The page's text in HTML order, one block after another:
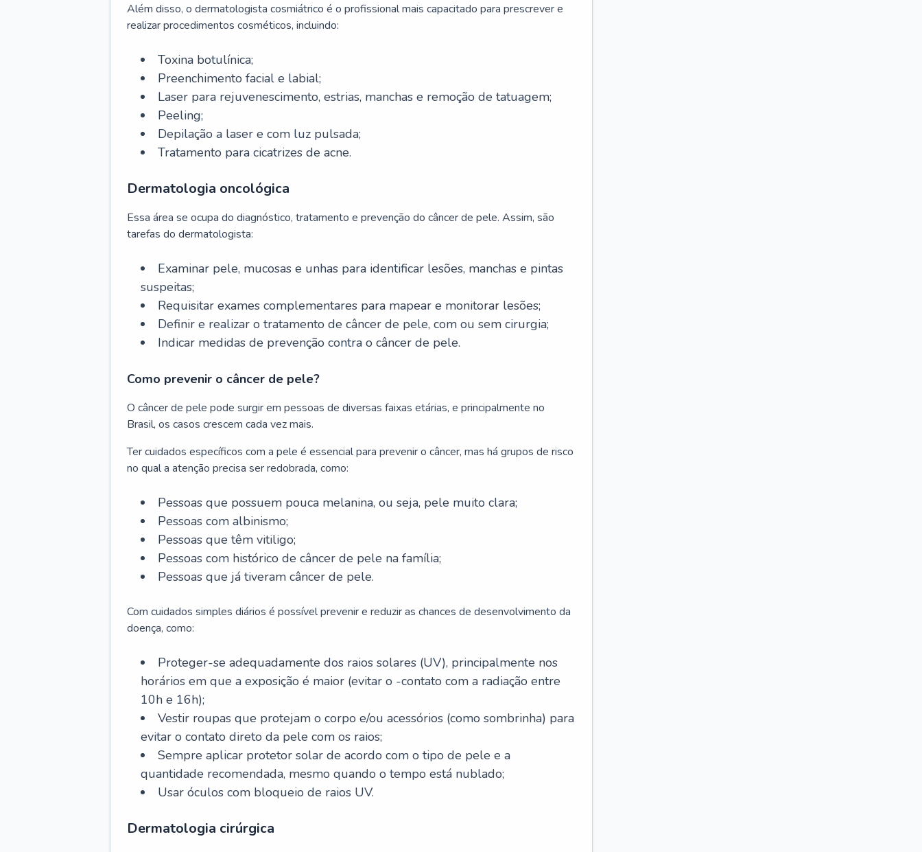
Além disso, o dermatologista cosmiátrico é o profissional mais capacitado para prescrever e
realizar procedimentos cosméticos, incluindo:
Toxina botulínica;
Preenchimento facial e labial;
Laser para rejuvenescimento, estrias, manchas e remoção de tatuagem;
Peeling;
Depilação a laser e com luz pulsada;
Tratamento para cicatrizes de acne.
Dermatologia oncológica
Essa área se ocupa do diagnóstico, tratamento e prevenção do câncer de pele. Assim, são
tarefas do dermatologista:
Examinar pele, mucosas e unhas para identificar lesões, manchas e pintas
suspeitas;
Requisitar exames complementares para mapear e monitorar lesões;
Definir e realizar o tratamento de câncer de pele, com ou sem cirurgia;
Indicar medidas de prevenção contra o câncer de pele.
Como prevenir o câncer de pele?
O câncer de pele pode surgir em pessoas de diversas faixas etárias, e principalmente no
Brasil, os casos crescem cada vez mais.
Ter cuidados específicos com a pele é essencial para prevenir o câncer, mas há grupos de risco
no qual a atenção precisa ser redobrada, como:
Pessoas que possuem pouca melanina, ou seja, pele muito clara;
Pessoas com albinismo;
Pessoas que têm vitiligo;
Pessoas com histórico de câncer de pele na família;
Pessoas que já tiveram câncer de pele.
Com cuidados simples diários é possível prevenir e reduzir as chances de desenvolvimento da
doença, como:
Proteger-se adequadamente dos raios solares (UV), principalmente nos
horários em que a exposição é maior (evitar o -contato com a radiação entre
10h e 16h);
Vestir roupas que protejam o corpo e/ou acessórios (como sombrinha) para
evitar o contato direto da pele com os raios;
Sempre aplicar protetor solar de acordo com o tipo de pele e a
quantidade recomendada, mesmo quando o tempo está nublado;
Usar óculos com bloqueio de raios UV.
Dermatologia cirúrgica